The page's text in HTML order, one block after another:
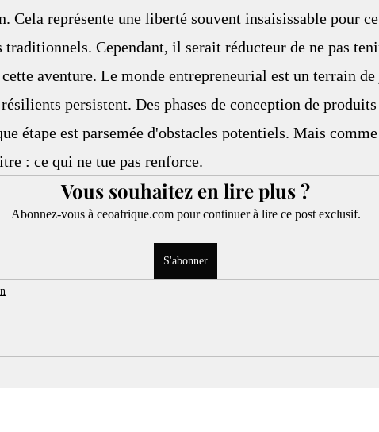
Cela représente une liberté souvent insaisissable pour
traditionnels. Cependant, il serait réducteur de ne pas
aventure. Le monde entrepreneurial est un terrain
persistent. Des phases de conception de
étape est parsemée d'obstacles potentiels. Mais
: ce qui ne tue pas renforce.
Vous souhaitez en lire plus ?
Abonnez-vous à ceoafrique.com pour continuer à lire ce post exclusif.
S'abonner